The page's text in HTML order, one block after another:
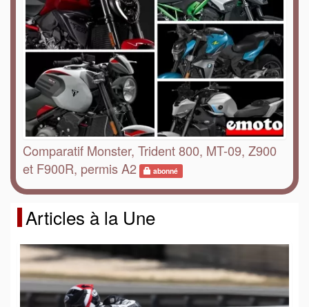
Comparatif Monster, Trident 800, MT-09, Z900
et F900R, permis A2
abonné
Articles à la Une